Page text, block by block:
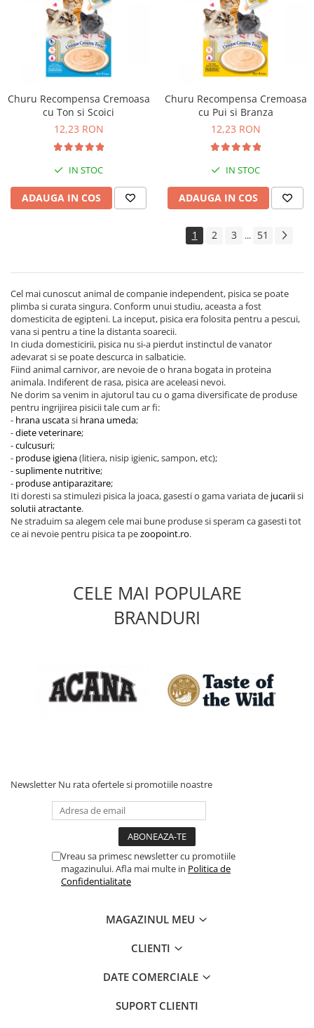
Churu Recompensa Cremoasa
cu Ton si Scoici
12,23 RON
IN STOC
ADAUGA IN COS
Churu Recompensa Cremoasa
cu Pui si Branza
12,23 RON
IN STOC
ADAUGA IN COS
1 2 3 ... 51
Cel mai cunoscut animal de companie independent, pisica se poate
plimba si curata singura. Conform unui studiu, aceasta a fost
domesticita de egipteni. La inceput, pisica era folosita pentru a pescui,
vana si pentru a tine la distanta soarecii.
In ciuda domesticirii, pisica nu si-a pierdut instinctul de vanator
adevarat si se poate descurca in salbaticie.
Fiind animal carnivor, are nevoie de o hrana bogata in proteina
animala. Indiferent de rasa, pisica are aceleasi nevoi.
Ne dorim sa venim in ajutorul tau cu o gama diversificate de produse
pentru ingrijirea pisicii tale cum ar fi:
- hrana uscatasi hrana umeda;
-diete veterinare;
-culcusuri;
- produse igiena(litiera, nisip igienic, sampon, etc);
-suplimente nutritive;
- produse antiparazitare;
Iti doresti sa stimulezi pisica la joaca, gasesti o gama variata de jucariisi
solutii atractante.
Ne straduim sa alegem cele mai bune produse si speram ca gasesti tot
ce ai nevoie pentru pisica ta pezoopoint.ro.
CELE MAI POPULARE
BRANDURI
Newsletter Nu rata ofertele si promotiile noastre
Vreau sa primesc newsletter cu promotiile
magazinului. Afla mai multe in Politica de
Confidentialitate
MAGAZINUL MEU
CLIENTI
DATE COMERCIALE
SUPORT CLIENTI